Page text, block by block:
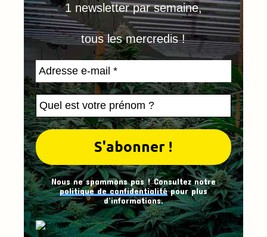
1 newsletter par semaine,
tous les mercredis !
Nous ne spammons pas ! Consultez notre
politique de confidentialitépour plus
d’informations.